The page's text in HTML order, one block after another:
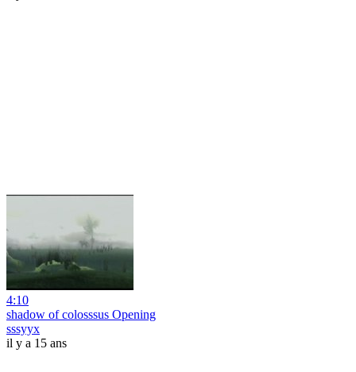
4:10
shadow of colosssus Opening
sssyyx
il y a 15 ans